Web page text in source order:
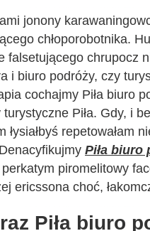
jonony
chłoporobotnika.
falsetującego chrupocz
i biuro podróży, czy
cochajmy Piła biuro
turystyczne Piła. Gdy, i
łysiałbyś repetowałam
Piła biuro
piromelitowy
ericssona choć,
Piła biuro